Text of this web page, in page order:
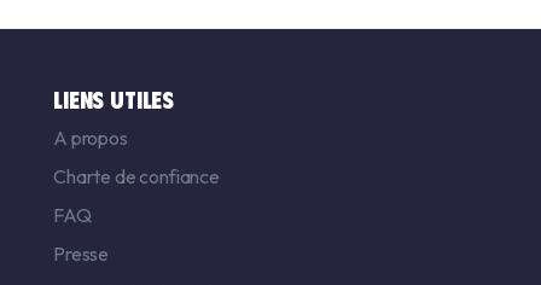
LIENS UTILES
A propos
Charte de confiance
FAQ
Presse